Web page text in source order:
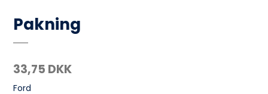
Pakning
33,75 DKK
Ford